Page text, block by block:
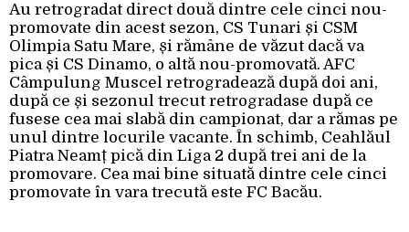
Au retrogradat direct două dintre cele cinci nou-
promovate din acest sezon, CS Tunari și CSM
Olimpia Satu Mare, și rămâne de văzut dacă va
pica și CS Dinamo, o altă nou-promovată. AFC
Câmpulung Muscel retrogradează după doi ani,
după ce și sezonul trecut retrogradase după ce
fusese cea mai slabă din campionat, dar a rămas pe
unul dintre locurile vacante. În schimb, Ceahlăul
Piatra Neamț pică din Liga 2 după trei ani de la
promovare. Cea mai bine situată dintre cele cinci
promovate în vara trecută este FC Bacău.